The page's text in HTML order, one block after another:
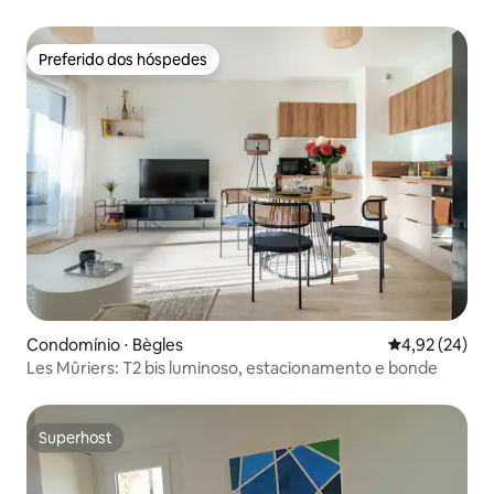
adega
Preferido dos hóspedes
Preferido dos hóspedes
Condomínio ⋅ Bègles 4,92 de uma
4,92 (24)
Les Mûriers: T2 bis luminoso, estacionamento e bonde
Superhost
Superhost